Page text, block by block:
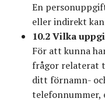
En
eller indirekt
10.2 Vilka
För att kunna
frågor relaterat
ditt förnamn-
telefonnummer,